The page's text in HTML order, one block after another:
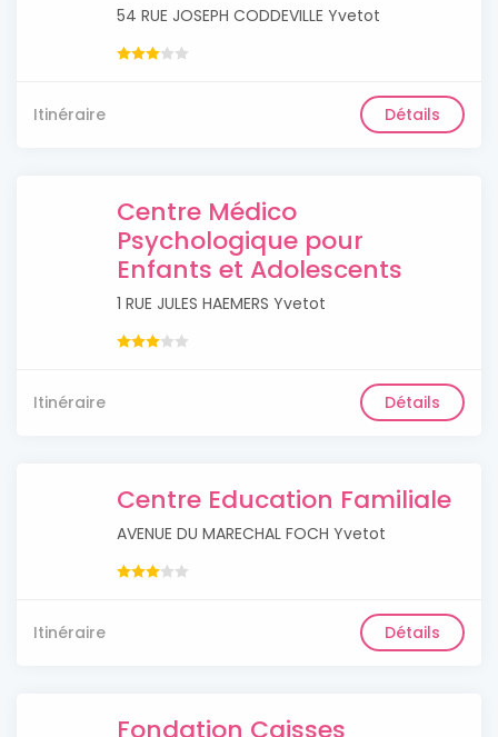
54 RUE JOSEPH CODDEVILLE Yvetot
Itinéraire Détails
Centre Médico
Psychologique pour
Enfants et Adolescents
1 RUE JULES HAEMERS Yvetot
Itinéraire Détails
Centre Education Familiale
AVENUE DU MARECHAL FOCH Yvetot
Itinéraire Détails
Fondation Caisses